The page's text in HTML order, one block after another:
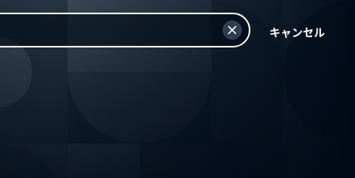
キャンセル